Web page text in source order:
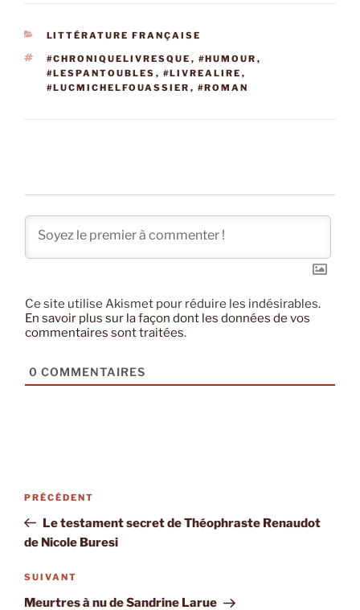
CATÉGORIES
LITTÉRATURE FRANÇAISE
ÉTIQUETTES
#CHRONIQUELIVRESQUE , #HUMOUR ,
#LESPANTOUBLES , #LIVREALIRE ,
#LUCMICHELFOUASSIER , #ROMAN
Ce site utilise Akismet pour réduire les indésirables.
En savoir plus sur la façon dont les données de vos
commentaires sont traitées.
0 COMMENTAIRES
Navigation
l’article
Article
précédent
PRÉCÉDENT
Le testament secret de Théophraste Renaudot
de Nicole Buresi
Article
suivant
SUIVANT
Meurtres à nu de Sandrine Larue